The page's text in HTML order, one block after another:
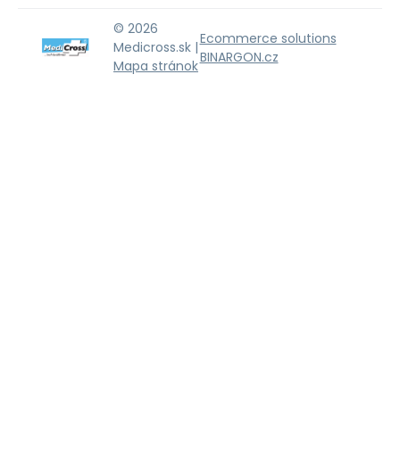
© 2026
Medicross.sk |
Mapa stránok
Ecommerce solutions
BINARGON.cz